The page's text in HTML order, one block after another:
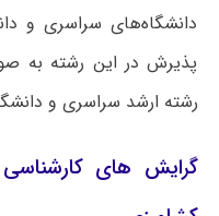
دانشگاه‌های سراسری و
پذیرش در این رشته به
رشته ارشد سراسری و
گرایش های